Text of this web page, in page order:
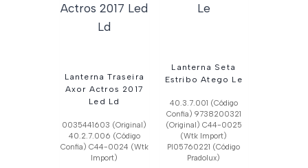
Lanterna Traseira
Axor Actros 2017
Led Ld
0035441603 (Original)
40.2.7.006 (Código
Confia) C44-0024 (Wtk
Import)
Lanterna Seta
Estribo Atego Le
40.3.7.001 (Código
Confia) 9738200321
(Original) C44-0025
(Wtk Import)
Pl05760221 (Código
Pradolux)